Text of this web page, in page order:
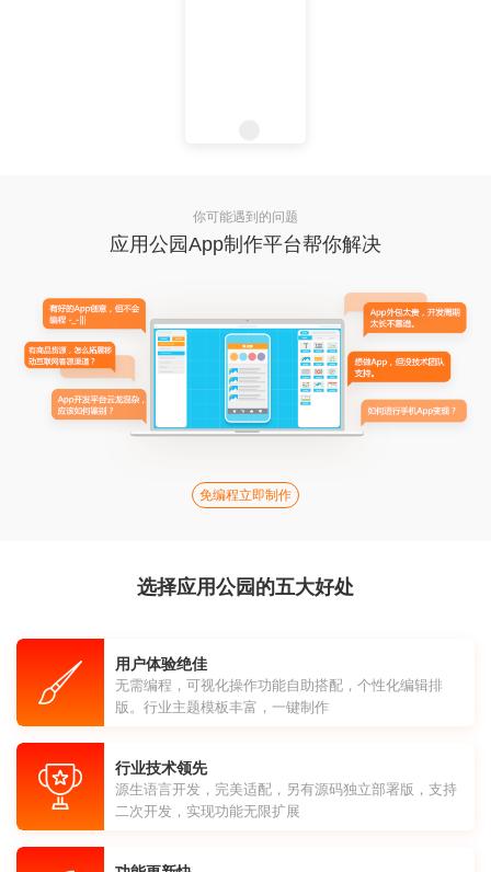
你可能遇到的问题
应用公园App制作平台帮你解决
免编程立即制作
选择应用公园的五大好处
用户体验绝佳
无需编程，可视化操作功能自助搭配，个性化编辑排
版。行业主题模板丰富，一键制作
行业技术领先
源生语言开发，完美适配，另有源码独立部署版，支持
二次开发，实现功能无限扩展